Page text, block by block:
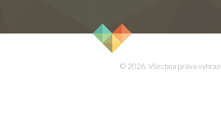
© 2026. Všechna práva